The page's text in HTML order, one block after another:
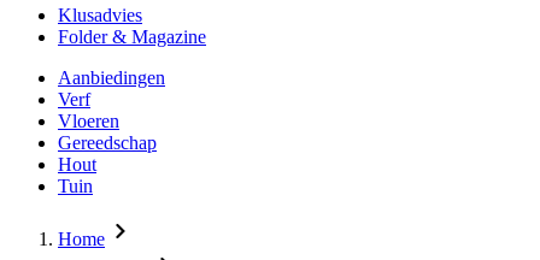
Klusadvies
Folder & Magazine
Aanbiedingen
Verf
Vloeren
Gereedschap
Hout
Tuin
Home